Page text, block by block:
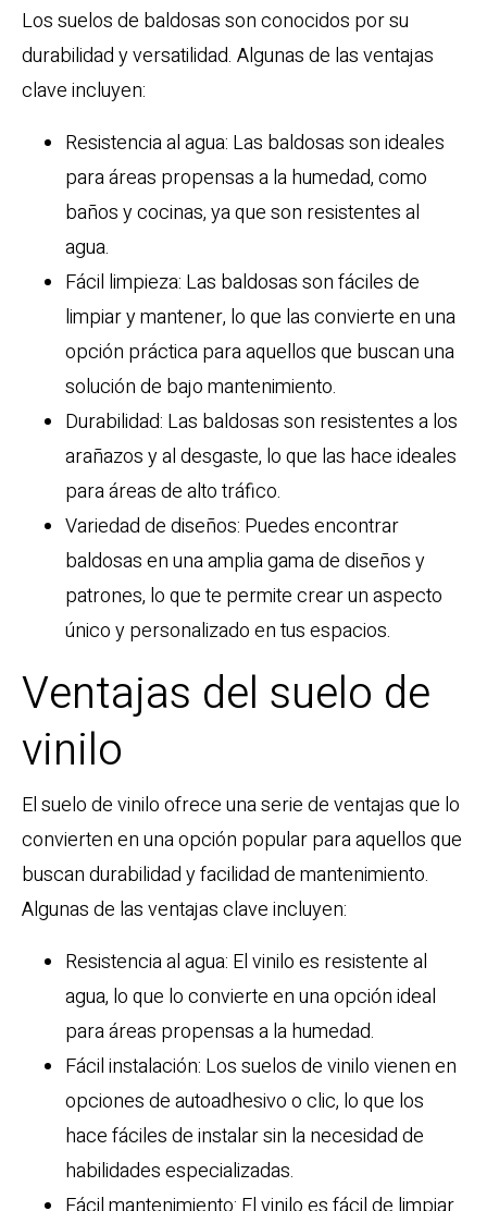
Los suelos de baldosas son conocidos por su
durabilidad y versatilidad. Algunas de las ventajas
clave incluyen:
Resistencia al agua: Las baldosas son ideales
para áreas propensas a la humedad, como
baños y cocinas, ya que son resistentes al
agua.
Fácil limpieza: Las baldosas son fáciles de
limpiar y mantener, lo que las convierte en una
opción práctica para aquellos que buscan una
solución de bajo mantenimiento.
Durabilidad: Las baldosas son resistentes a los
arañazos y al desgaste, lo que las hace ideales
para áreas de alto tráfico.
Variedad de diseños: Puedes encontrar
baldosas en una amplia gama de diseños y
patrones, lo que te permite crear un aspecto
único y personalizado en tus espacios.
Ventajas del suelo de
vinilo
El suelo de vinilo ofrece una serie de ventajas que lo
convierten en una opción popular para aquellos que
buscan durabilidad y facilidad de mantenimiento.
Algunas de las ventajas clave incluyen:
Resistencia al agua: El vinilo es resistente al
agua, lo que lo convierte en una opción ideal
para áreas propensas a la humedad.
Fácil instalación: Los suelos de vinilo vienen en
opciones de autoadhesivo o clic, lo que los
hace fáciles de instalar sin la necesidad de
habilidades especializadas.